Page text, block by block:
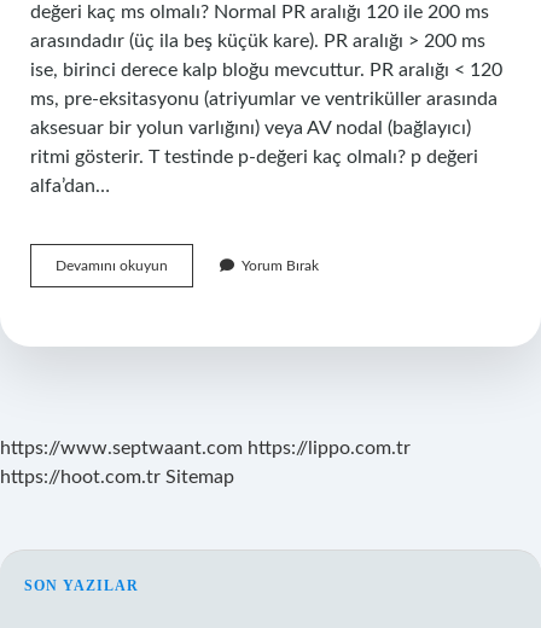
değeri kaç ms olmalı? Normal PR aralığı 120 ile 200 ms
arasındadır (üç ila beş küçük kare). PR aralığı > 200 ms
ise, birinci derece kalp bloğu mevcuttur. PR aralığı < 120
ms, pre-eksitasyonu (atriyumlar ve ventriküller arasında
aksesuar bir yolun varlığını) veya AV nodal (bağlayıcı)
ritmi gösterir. T testinde p-değeri kaç olmalı? p değeri
alfa’dan…
Devamını okuyun
Değeri
Ne
Yorum Bırak
https://www.septwaant.com https://lippo.com.tr
https://hoot.com.tr Sitemap
SIDEBAR
SON YAZILAR